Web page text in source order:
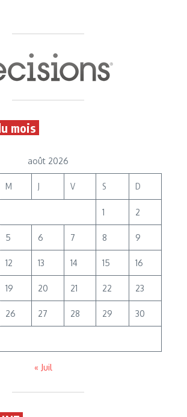
mois
août 2026
M J V S D
1 2
5 6 7 8 9
12 13 14 15 16
19 20 21 22 23
26 27 28 29 30
« Juil